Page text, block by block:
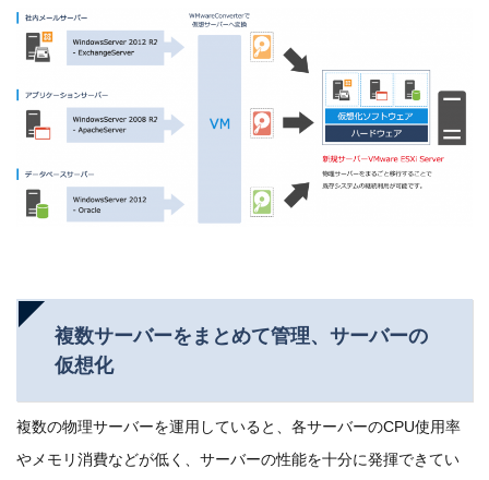
複数サーバーをまとめて管理、サーバーの
仮想化
複数の物理サーバーを運用していると、各サーバーのCPU使用率
やメモリ消費などが低く、サーバーの性能を十分に発揮できてい